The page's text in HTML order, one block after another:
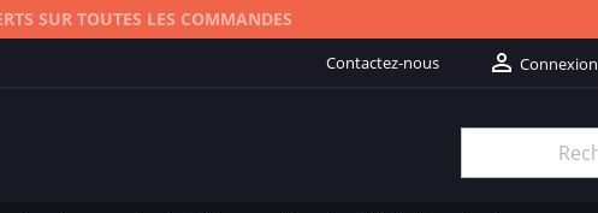
SUR TOUTES LES COMMANDES
Contactez-nous  Connexion